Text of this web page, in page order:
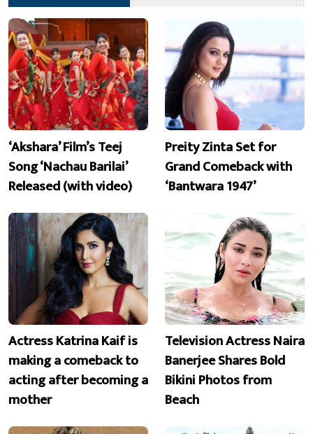
‘Akshara’ Film’s Teej
Song ‘Nachau Barilai’
Released (with video)
Preity Zinta Set for
Grand Comeback with
‘Bantwara 1947’
Actress Katrina Kaif is
making a comeback to
acting after becoming a
mother
Television Actress Naira
Banerjee Shares Bold
Bikini Photos from
Beach